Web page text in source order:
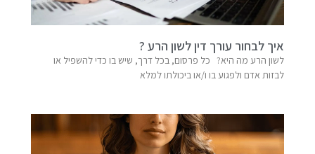
איך לבחור עורך דין לשון הרע ?
לשון הרע מה היא? כל פרסום, בכל דרך, שיש בו כדי להשפיל או
לבזות אדם ולפגוע בו ו/או ביכולתו למלא